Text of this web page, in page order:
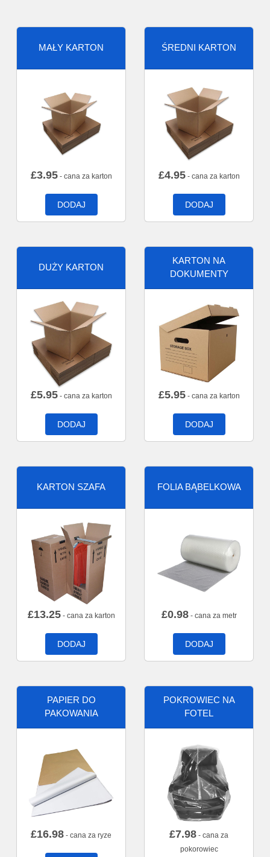
MAŁY KARTON
£3.95- cana za karton
DODAJ
ŚREDNI KARTON
£4.95- cana za karton
DODAJ
DUŻY KARTON
£5.95- cana za karton
DODAJ
KARTON NA
DOKUMENTY
£5.95- cana za karton
DODAJ
KARTON SZAFA
£13.25- cana za karton
DODAJ
FOLIA BĄBELKOWA
£0.98- cana za metr
DODAJ
PAPIER DO
PAKOWANIA
£16.98 - cana za ryze
POKROWIEC NA
FOTEL
£7.98 - cana za
pokorowiec